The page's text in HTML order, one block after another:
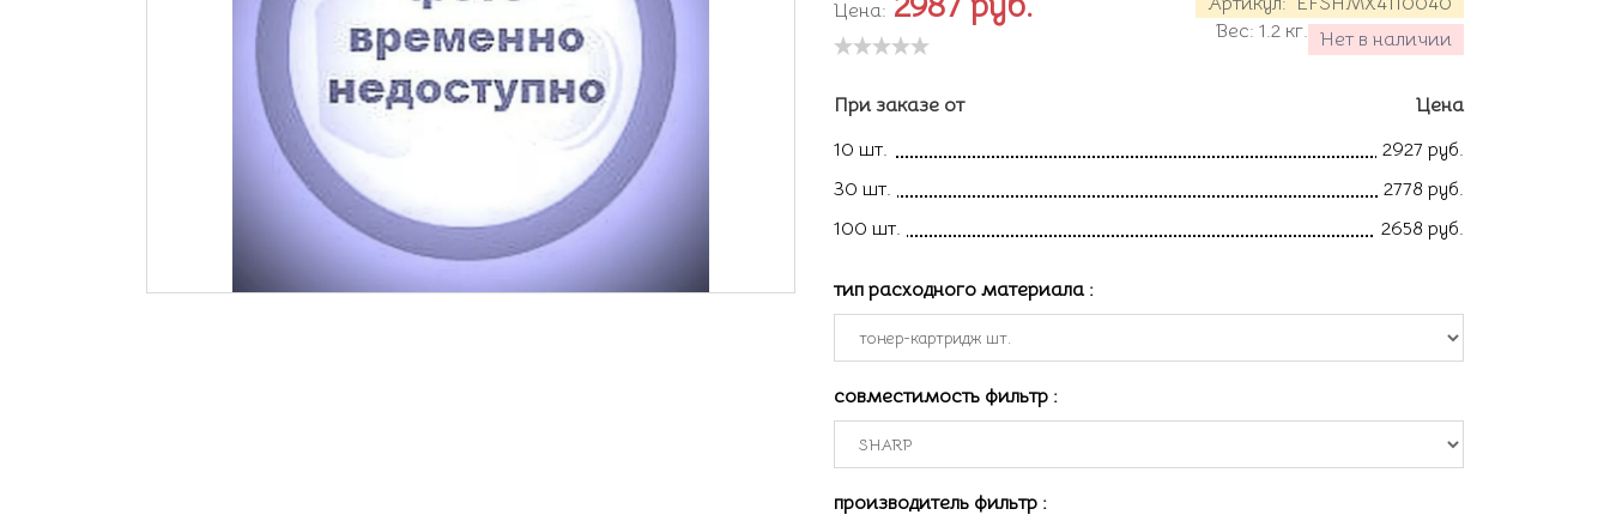
Нет в наличии
Вес: 1.2 кг.
Цена:
При заказе от
Цена
10 шт.
2927 руб.
30 шт.
2778 руб.
100 шт.
2658 руб.
тип расходного материала :
совместимость фильтр :
производитель фильтр :